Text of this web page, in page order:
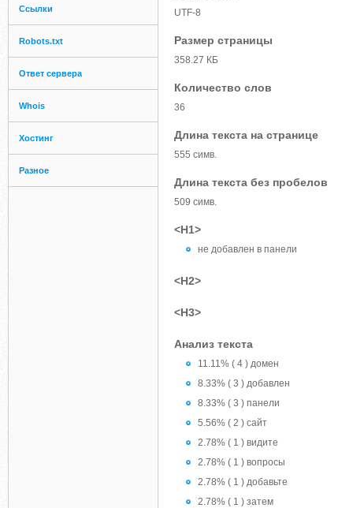
Ссылки
Robots.txt
Ответ сервера
Whois
Хостинг
Разное
UTF-8
Размер страницы
358.27 КБ
Количество слов
36
Длина текста на странице
555 симв.
Длина текста без пробелов
509 симв.
<H1>
не добавлен в панели
<H2>
<H3>
Анализ текста
11.11% ( 4 ) домен
8.33% ( 3 ) добавлен
8.33% ( 3 ) панели
5.56% ( 2 ) сайт
2.78% ( 1 ) видите
2.78% ( 1 ) вопросы
2.78% ( 1 ) добавьте
2.78% ( 1 ) затем